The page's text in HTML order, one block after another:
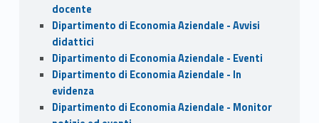
docente
Dipartimento di Economia Aziendale - Avvisi
didattici
Dipartimento di Economia Aziendale - Eventi
Dipartimento di Economia Aziendale - In
evidenza
Dipartimento di Economia Aziendale - Monitor